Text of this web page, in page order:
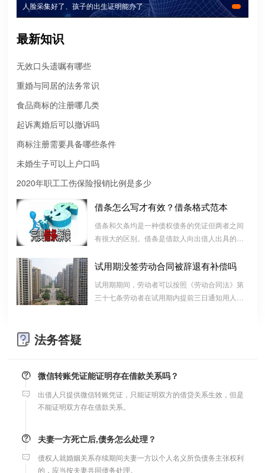
人脸采集好了、孩子的出生证明能办了
最新知识
无效口头遗嘱有哪些
重婚与同居的法务常识
食品商标的注册哪几类
起诉离婚后可以撤诉吗
商标注册需要具备哪些条件
未婚生子可以上户口吗
2020年职工工伤保险报销比例是多少
借条怎么写才有效？借条格式范本
借条和欠条均是一种债权债务的凭证但两者之间
有很大的区别。借条是借款人向出借人出具的借
系，而欠条是双方基于以前的经济往来而进行结
往来的结算，仅是代表一种纯粹的债权债务关系
并不代表借款合同关系。因此借款时宜写“借
试用期没签劳动合同被辞退有补偿吗
试用期期间，劳动者可以按照《劳动合同法》第
三十七条劳动者在试用期内提前三日通知用人单
法务答疑
不能证明双方存在借款关系。
婚前协议
婚前协议的主要目的是对双方各自的财产和债务范围以及权利归属
等问题实现作出约定，以免将来离婚或一方死亡是产生争议。
婚内财产公证在哪边公证处申请
夫妻财产约定协议公证由当事人一方的住所地或协议签订地公证处
受理。
支票有效期
微信转账凭证能证明存在借款关系吗？
不能证明双方存在借款关系。
夫妻一方死亡后,债务怎么处理？
的，应当按夫妻共同债务处理。